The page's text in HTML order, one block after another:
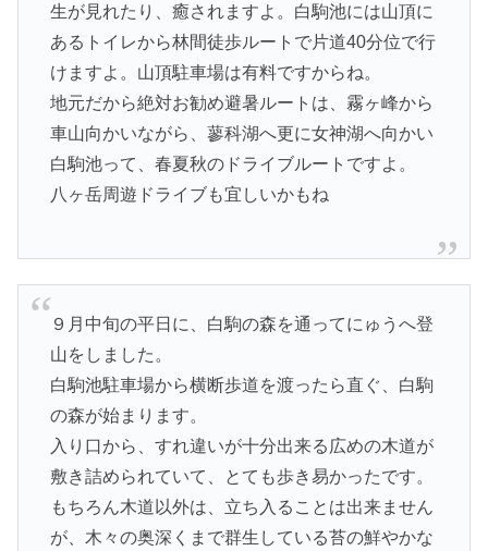
生が見れたり、癒されますよ。白駒池には山頂に
あるトイレから林間徒歩ルートで片道40分位で行
けますよ。山頂駐車場は有料ですからね。
地元だから絶対お勧め避暑ルートは、霧ヶ峰から
車山向かいながら、蓼科湖へ更に女神湖へ向かい
白駒池って、春夏秋のドライブルートですよ。
八ヶ岳周遊ドライブも宜しいかもね
９月中旬の平日に、白駒の森を通ってにゅうへ登
山をしました。
白駒池駐車場から横断歩道を渡ったら直ぐ、白駒
の森が始まります。
入り口から、すれ違いが十分出来る広めの木道が
敷き詰められていて、とても歩き易かったです。
もちろん木道以外は、立ち入ることは出来ません
が、木々の奥深くまで群生している苔の鮮やかな